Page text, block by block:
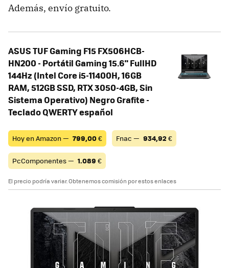
Además, envío gratuito.
ASUS TUF Gaming F15 FX506HCB-
HN200 - Portátil Gaming 15.6" FullHD
144Hz (Intel Core i5-11400H, 16GB
RAM, 512GB SSD, RTX 3050-4GB, Sin
Sistema Operativo) Negro Grafite -
Teclado QWERTY español
Hoy en Amazon — 799,00€ Fnac — 934,92 €
PcComponentes — 1.089 €
El precio podría variar. Obtenemos comisión por estos enlaces